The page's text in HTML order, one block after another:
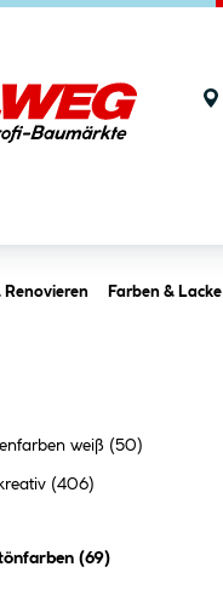
Renovieren Farben & Lacke
weiß (50)
(406)
(69)